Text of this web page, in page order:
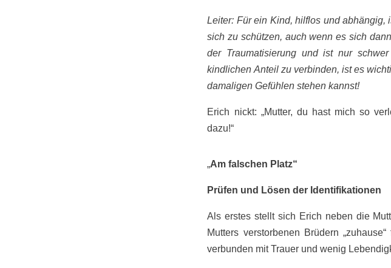
Leiter: Für ein Kind, hilflos und
sich zu schützen, auch wenn es sich
der Traumatisierung und ist nur
kindlichen Anteil zu verbinden, ist es
damaligen Gefühlen stehen kannst!
Erich nickt: „Mutter, du hast mich so
dazu!“
„Am falschen Platz“
Prüfen und Lösen der Identifikationen
Als erstes stellt sich Erich neben die
Mutters verstorbenen Brüdern
verbunden mit Trauer und wenig